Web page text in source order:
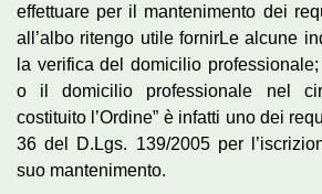
effettuare per il mantenimento dei
all’albo ritengo utile fornirLe alcune
la verifica del domicilio
o il domicilio professionale nel
costituito l’Ordine” è infatti uno dei
36 del D.Lgs. 139/2005 per
suo mantenimento.